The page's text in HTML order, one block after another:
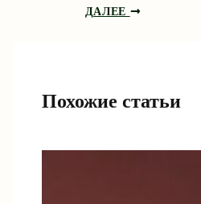
ДАЛЕЕ
Похожие статьи